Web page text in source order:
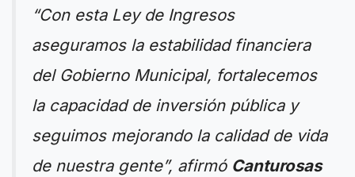
“Con esta Ley de Ingresos
aseguramos la estabilidad financiera
del Gobierno Municipal, fortalecemos
la capacidad de inversión pública y
seguimos mejorando la calidad de vida
de nuestra gente”, afirmó Canturosas